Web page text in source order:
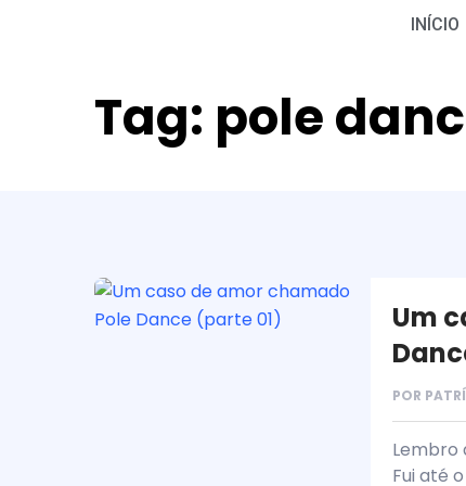
INÍCIO
Tag: pole
Um
POR
Lembro
Fui até